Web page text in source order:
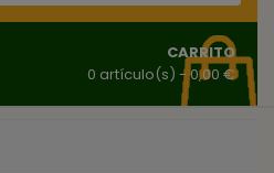
CARRITO
0 artículo(s) - 0,00 €